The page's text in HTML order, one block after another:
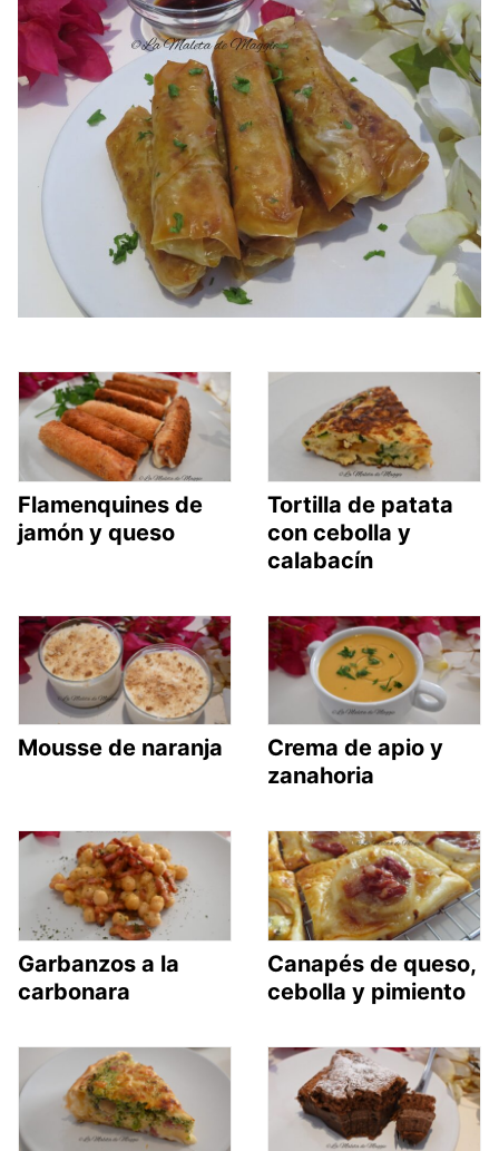
Flamenquines de
jamón y queso
Tortilla de patata
con cebolla y
calabacín
Mousse de naranja
Crema de apio y
zanahoria
Garbanzos a la
carbonara
Canapés de queso,
cebolla y pimiento